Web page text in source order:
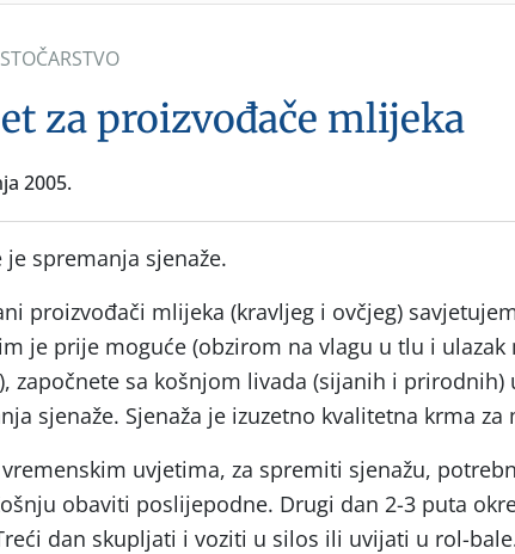
STOČARSTVO
za proizvođače mlijeka
2005.
je spremanja sjenaže.
proizvođači mlijeka (kravljeg i ovčjeg)
je prije moguće (obzirom na vlagu u tlu i ulazak
započnete sa košnjom livada (sijanih i prirodnih)
sjenaže. Sjenaža je izuzetno kvalitetna krma za
uvjetima, za spremiti sjenažu,
obaviti poslijepodne. Drugi dan 2-3 puta
dan skupljati i voziti u silos ili uvijati u rol-